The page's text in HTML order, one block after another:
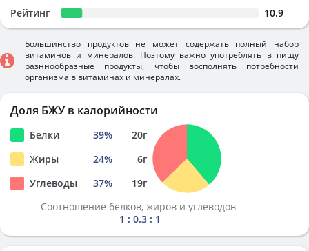
Рейтинг 10.9
Большинство продуктов не может содержать полный набор
витаминов и минералов. Поэтому важно употреблять в пищу
разннообразные продукты, чтобы восполнять потребности
организма в витаминах и минералах.
Доля БЖУ в калорийности
Белки 39% 20г
Жиры
24% 6г
Углеводы
37% 19г
Соотношение белков, жиров и углеводов
1 : 0.3 : 1